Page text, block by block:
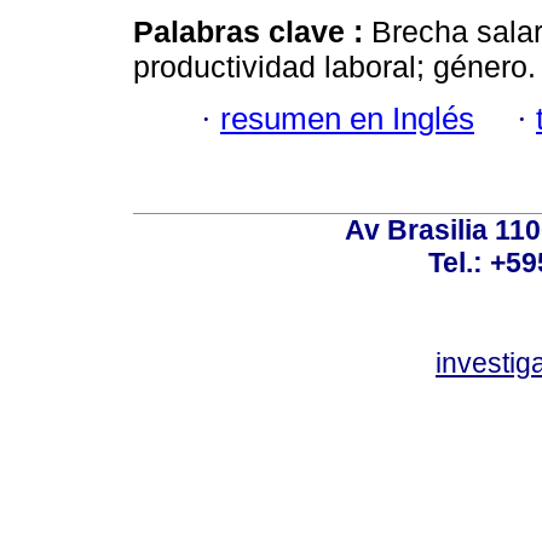
Palabras clave : Brecha
productividad laboral; género.
· resumen en Inglés ·
Av Brasilia
Tel.: